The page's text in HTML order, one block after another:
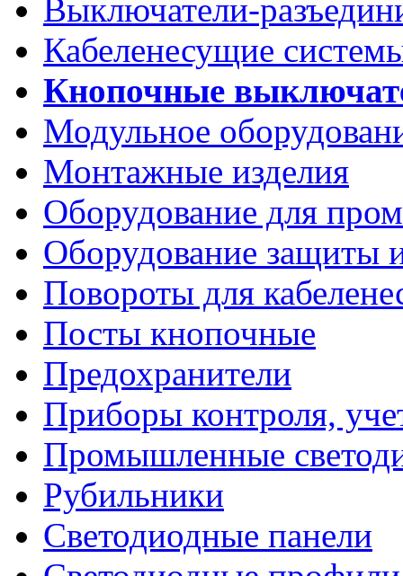
Выключатели-
Кабеленесущие
Кнопочные
Модульное
Монтажные изделия
Оборудование для
Оборудование защиты
Повороты для
Посты кнопочные
Предохранители
Приборы контроля,
Промышленные
Рубильники
Светодиодные панели